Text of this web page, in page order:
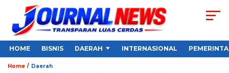
HOME BISNIS DAERAH INTERNASIONAL
Home / Daerah